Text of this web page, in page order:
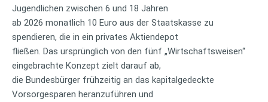
Jugendlichen zwischen 6 und 18 Jahren
ab 2026 monatlich 10 Euro aus der Staatskasse zu
spendieren, die in ein privates Aktiendepot
fließen. Das ursprünglich von den fünf „Wirtschaftsweisen“
eingebrachte Konzept zielt darauf ab,
die Bundesbürger frühzeitig an das kapitalgedeckte
Vorsorgesparen heranzuführen und